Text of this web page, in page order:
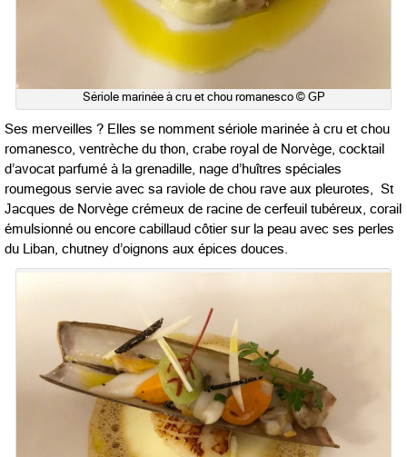
Sériole marinée à cru et chou romanesco © GP
Ses merveilles ? Elles se nomment sériole marinée à cru et chou
romanesco, ventrèche du thon, crabe royal de Norvège, cocktail
d’avocat parfumé à la grenadille, nage d’huîtres spéciales
roumegous servie avec sa raviole de chou rave aux pleurotes, St
Jacques de Norvège crémeux de racine de cerfeuil tubéreux, corail
émulsionné ou encore cabillaud côtier sur la peau avec ses perles
du Liban, chutney d’oignons aux épices douces.